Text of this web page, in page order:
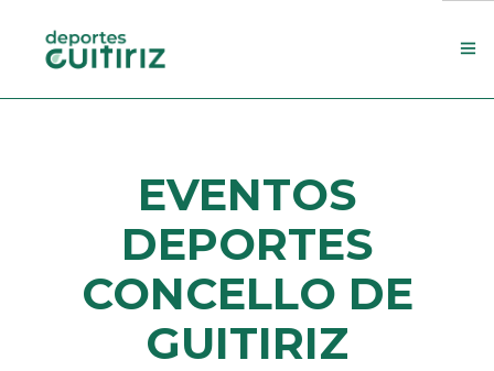
Search Site
EVENTOS
DEPORTES
CONCELLO DE
GUITIRIZ